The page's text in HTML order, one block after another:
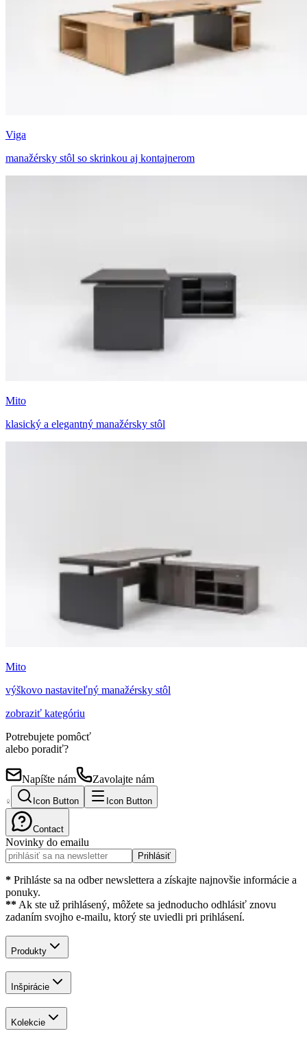
Viga
manažérsky stôl so skrinkou aj kontajnerom
Mito
klasický a elegantný manažérsky stôl
Mito
výškovo nastaviteľný manažérsky stôl
zobraziť kategóriu
Potrebujete pomôcť
alebo poradiť?
Napíšte nám Zavolajte nám
Icon Button Icon Button
Contact
Novinky do emailu
Prihlásiť
* Prihláste sa na odber newslettera a získajte najnovšie informácie a
ponuky.
** Ak ste už prihlásený, môžete sa jednoducho odhlásiť znovu
zadaním svojho e-mailu, ktorý ste uviedli pri prihlásení.
Produkty
Inšpirácie
Kolekcie